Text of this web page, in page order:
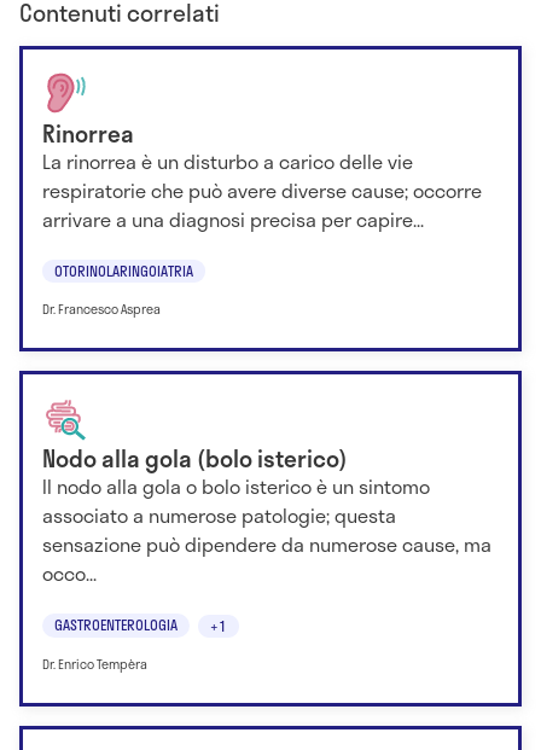
Contenuti correlati
Rinorrea
La rinorrea è un disturbo a carico delle vie
respiratorie che può avere diverse cause; occorre
arrivare a una diagnosi precisa per capire...
OTORINOLARINGOIATRIA
Dr. Francesco Asprea
Nodo alla gola (bolo isterico)
Il nodo alla gola o bolo isterico è un sintomo
associato a numerose patologie; questa
sensazione può dipendere da numerose cause, ma
occo...
GASTROENTEROLOGIA +1
Dr. Enrico Tempèra